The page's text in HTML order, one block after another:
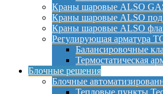
Краны шаровые ALSO
Краны шаровые ALSO под
Краны шаровые ALSO
Регулирующая арматура
Балансировочные
Термостатическая
Блочные решения
Блочные
Тепловые пункты